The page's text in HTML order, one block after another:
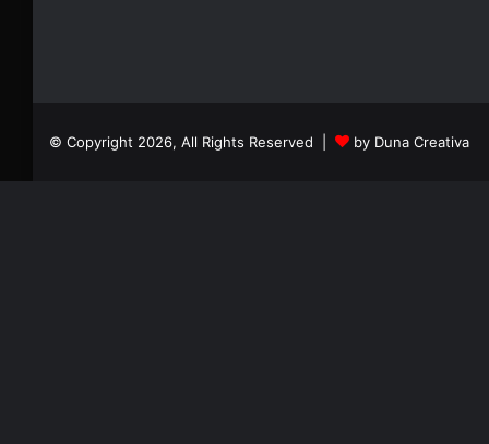
© Copyright 2026, All Rights Reserved | by Duna Creativa